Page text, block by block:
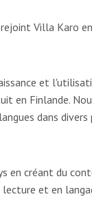
Villa Karo
et
en Finlande.
dans divers
en créant du
et en